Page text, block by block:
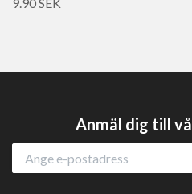
Anmäl dig till